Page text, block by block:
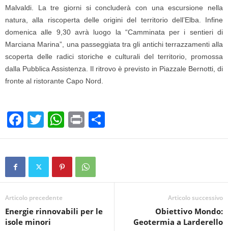
Malvaldi. La tre giorni si concluderà con una escursione nella
natura, alla riscoperta delle origini del territorio dell’Elba. Infine
domenica alle 9,30 avrà luogo la “Camminata per i sentieri di
Marciana Marina”, una passeggiata tra gli antichi terrazzamenti alla
scoperta delle radici storiche e culturali del territorio, promossa
dalla Pubblica Assistenza. Il ritrovo è previsto in Piazzale Bernotti, di
fronte al ristorante Capo Nord.
F
a
c
b
o
o
T
wi
tt
W
h
at
s
A
p
Pr
in
t
o
vi
Articolo precedente
Energie rinnovabili per le
isole minori
Articolo successivo
Obiettivo Mondo:
Geotermia a Larderello